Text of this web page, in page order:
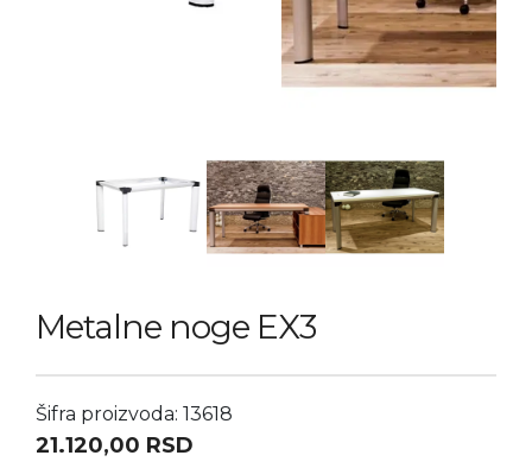
Metalne noge EX3
Šifra proizvoda: 13618
21.120,00 RSD